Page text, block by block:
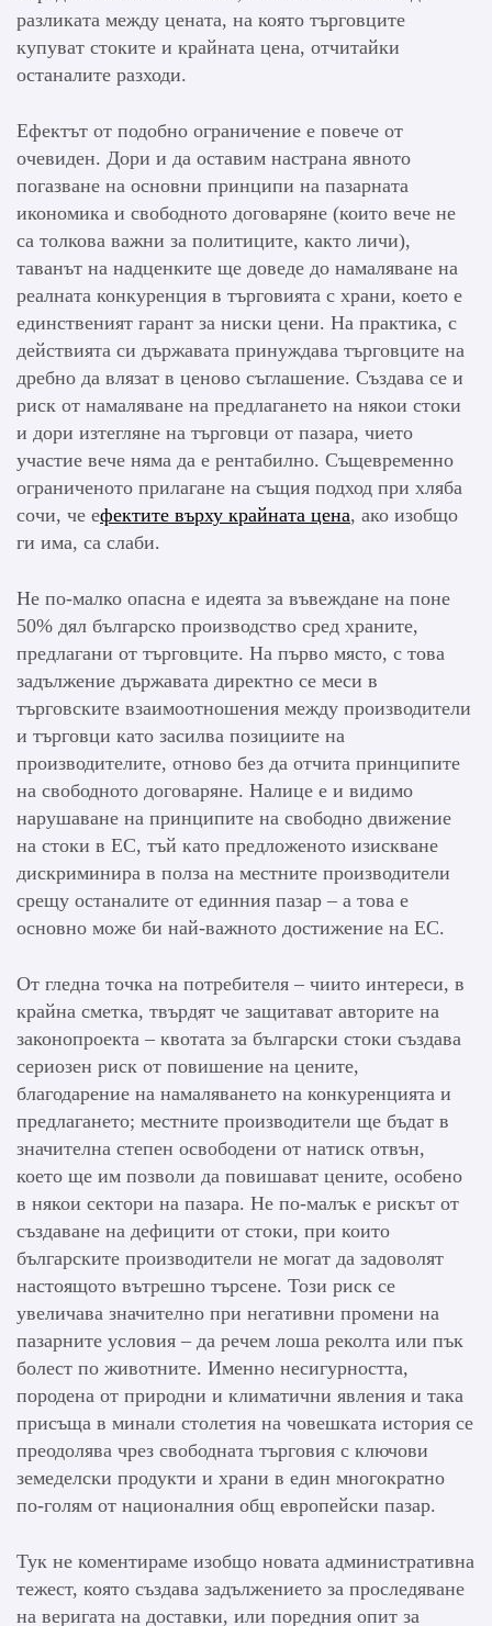
разликата между цената, на която търговците
купуват стоките и крайната цена, отчитайки
останалите разходи.
Ефектът от подобно ограничение е повече от
очевиден. Дори и да оставим настрана явното
погазване на основни принципи на пазарната
икономика и свободното договаряне (които вече не
са толкова важни за политиците, както личи),
таванът на надценките ще доведе до намаляване на
реалната конкуренция в търговията с храни, което е
единственият гарант за ниски цени. На практика, с
действията си държавата принуждава търговците на
дребно да влязат в ценово съглашение. Създава се и
риск от намаляване на предлагането на някои стоки
и дори изтегляне на търговци от пазара, чието
участие вече няма да е рентабилно. Същевременно
ограниченото прилагане на същия подход при хляба
сочи, че ефектите върху крайната цена, ако изобщо
ги има, са слаби.
Не по-малко опасна е идеята за въвеждане на поне
50% дял българско производство сред храните,
предлагани от търговците. На първо място, с това
задължение държавата директно се меси в
търговските взаимоотношения между производители
и търговци като засилва позициите на
производителите, отново без да отчита принципите
на свободното договаряне. Налице е и видимо
нарушаване на принципите на свободно движение
на стоки в ЕС, тъй като предложеното изискване
дискриминира в полза на местните производители
срещу останалите от единния пазар – а това е
основно може би най-важното достижение на ЕС.
От гледна точка на потребителя – чиито интереси, в
крайна сметка, твърдят че защитават авторите на
законопроекта – квотата за български стоки създава
сериозен риск от повишение на цените,
благодарение на намаляването на конкуренцията и
предлагането; местните производители ще бъдат в
значителна степен освободени от натиск отвън,
което ще им позволи да повишават цените, особено
в някои сектори на пазара. Не по-малък е рискът от
създаване на дефицити от стоки, при които
българските производители не могат да задоволят
настоящото вътрешно търсене. Този риск се
увеличава значително при негативни промени на
пазарните условия – да речем лоша реколта или пък
болест по животните. Именно несигурността,
породена от природни и климатични явления и така
присъща в минали столетия на човешката история се
преодолява чрез свободната търговия с ключови
земеделски продукти и храни в един многократно
по-голям от националния общ европейски пазар.
Тук не коментираме изобщо новата административна
тежест, която създава задължението за проследяване
на веригата на доставки, или поредния опит за